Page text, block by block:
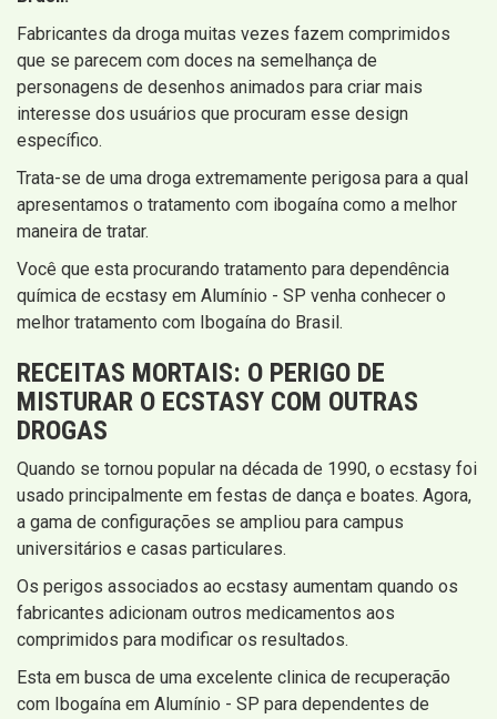
Fabricantes da droga muitas vezes fazem comprimidos
que se parecem com doces na semelhança de
personagens de desenhos animados para criar mais
interesse dos usuários que procuram esse design
específico.
Trata-se de uma droga extremamente perigosa para a qual
apresentamos o tratamento com ibogaína como a melhor
maneira de tratar.
Você que esta procurando tratamento para dependência
química de ecstasy em Alumínio - SP venha conhecer o
melhor tratamento com Ibogaína do Brasil.
RECEITAS MORTAIS: O PERIGO DE
MISTURAR O ECSTASY COM OUTRAS
DROGAS
Quando se tornou popular na década de 1990, o ecstasy foi
usado principalmente em festas de dança e boates. Agora,
a gama de configurações se ampliou para campus
universitários e casas particulares.
Os perigos associados ao ecstasy aumentam quando os
fabricantes adicionam outros medicamentos aos
comprimidos para modificar os resultados.
Esta em busca de uma excelente clinica de recuperação
com Ibogaína em Alumínio - SP para dependentes de